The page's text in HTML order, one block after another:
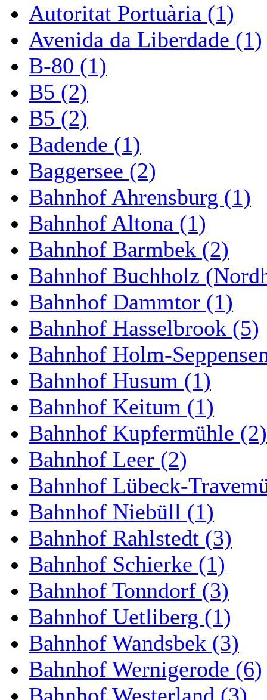
Autoritat Portuària (1)
Avenida da Liberdade (1)
B-80 (1)
B5 (2)
B5 (2)
Badende (1)
Baggersee (2)
Bahnhof Ahrensburg (1)
Bahnhof Altona (1)
Bahnhof Barmbek (2)
Bahnhof Buchholz
Bahnhof Dammtor (1)
Bahnhof Hasselbrook (5)
Bahnhof Holm-
Bahnhof Husum (1)
Bahnhof Keitum (1)
Bahnhof Kupfermühle (2)
Bahnhof Leer (2)
Bahnhof Lübeck-
Bahnhof Niebüll (1)
Bahnhof Rahlstedt (3)
Bahnhof Schierke (1)
Bahnhof Tonndorf (3)
Bahnhof Uetliberg (1)
Bahnhof Wandsbek (3)
Bahnhof Wernigerode (6)